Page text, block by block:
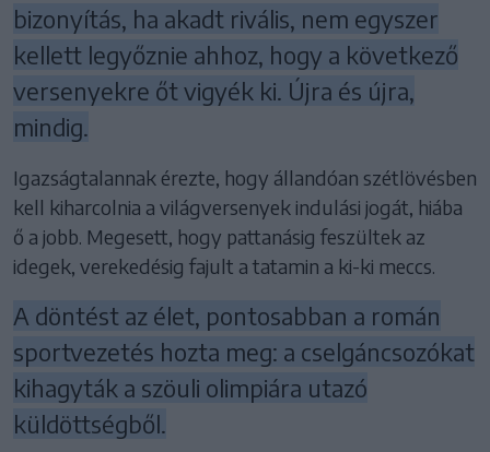
bizonyítás, ha akadt rivális, nem egyszer
kellett legyőznie ahhoz, hogy a következő
versenyekre őt vigyék ki. Újra és újra,
mindig.
Igazságtalannak érezte, hogy állandóan szétlövésben
kell kiharcolnia a világversenyek indulási jogát, hiába
ő a jobb. Megesett, hogy pattanásig feszültek az
idegek, verekedésig fajult a tatamin a ki-ki meccs.
A döntést az élet, pontosabban a román
sportvezetés hozta meg: a cselgáncsozókat
kihagyták a szöuli olimpiára utazó
küldöttségből.